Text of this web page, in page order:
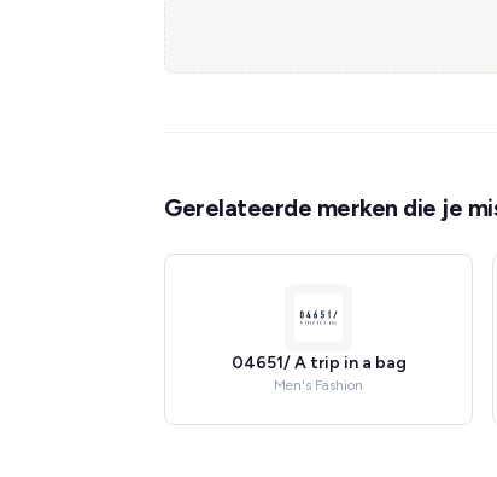
Gerelateerde merken die je
04651/ A trip in a bag
Men's Fashion